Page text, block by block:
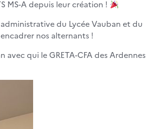
MS-A depuis leur création !
du Lycée Vauban et du
nos alternants !
qui le GRETA-CFA des Ardennes